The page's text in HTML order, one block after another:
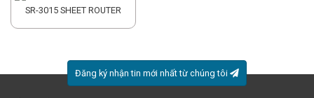
SR-3015 SHEET ROUTER
Đăng ký nhận tin mới nhất từ chúng tôi